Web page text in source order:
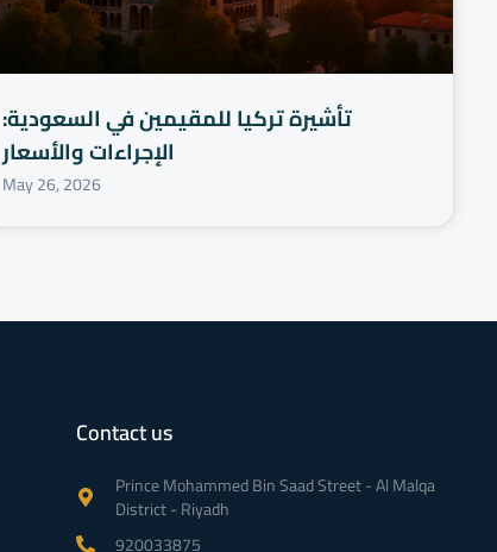
تأشيرة تركيا للمقيمين في السعودية:
الإجراءات والأسعار
May 26, 2026
Contact us
Prince Mohammed Bin Saad Street - Al Malqa
District - Riyadh
920033875